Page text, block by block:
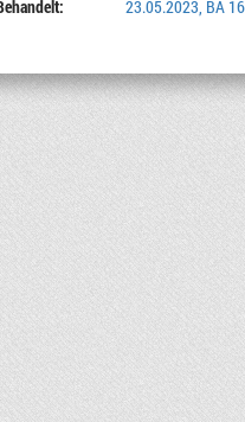
23.05.2023, BA